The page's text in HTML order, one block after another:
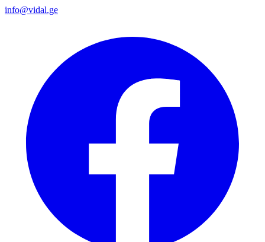
info@vidal.ge